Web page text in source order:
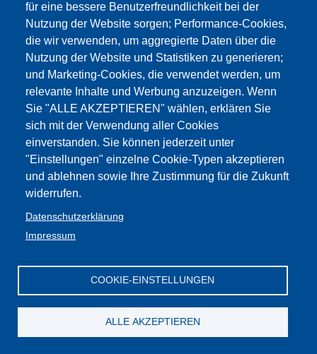
für eine bessere Benutzerfreundlichkeit bei der
Nutzung der Website sorgen; Performance-Cookies,
die wir verwenden, um aggregierte Daten über die
Nutzung der Website und Statistiken zu generieren;
und Marketing-Cookies, die verwendet werden, um
relevante Inhalte und Werbung anzuzeigen. Wenn
Sie "ALLE AKZEPTIEREN" wählen, erklären Sie
sich mit der Verwendung aller Cookies
einverstanden. Sie können jederzeit unter
"Einstellungen" einzelne Cookie-Typen akzeptieren
und ablehnen sowie Ihre Zustimmung für die Zukunft
widerrufen.
Datenschutzerklärung
Impressum
COOKIE-EINSTELLUNGEN
ALLE AKZEPTIEREN
Nebentätigkeit
Inhalte: Dokumente 1
Dokumente
Lehrpersonal und Nebentätigkeiten.
Normen, Rundschreiben und Formulare
Verschiedenes
Impressum
Web-